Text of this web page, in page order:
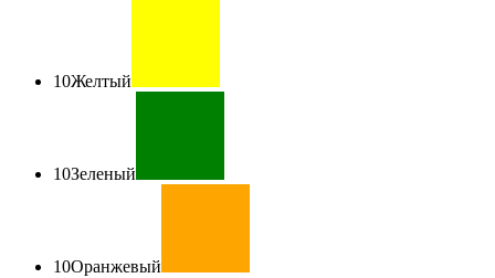
10Желтый
10Зеленый
10Оранжевый